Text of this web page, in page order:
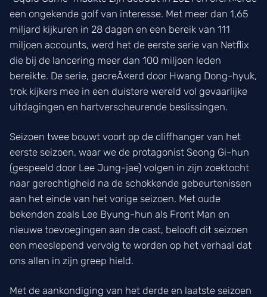
een ongekende golf van interesse. Met meer dan 1,65
miljard kijkuren in 28 dagen en een bereik van 111
miljoen accounts, werd het de eerste serie van Netflix
die bij de lancering meer dan 100 miljoen leden
bereikte. De serie, gecreÃ«erd door Hwang Dong-hyuk,
trok kijkers mee in een duistere wereld vol gevaarlijke
uitdagingen en hartverscheurende beslissingen.
Seizoen twee bouwt voort op de cliffhanger van het
eerste seizoen, waar we de protagonist Seong Gi-hun
(gespeeld door Lee Jung-jae) volgen in zijn zoektocht
naar gerechtigheid na de schokkende gebeurtenissen
aan het einde van het vorige seizoen. Met oude
bekenden zoals Lee Byung-hun als Front Man en
nieuwe toevoegingen aan de cast, belooft dit seizoen
een meeslepend vervolg te worden op het verhaal dat
ons allen in zijn greep hield.
Met de aankondiging van het derde en laatste seizoen